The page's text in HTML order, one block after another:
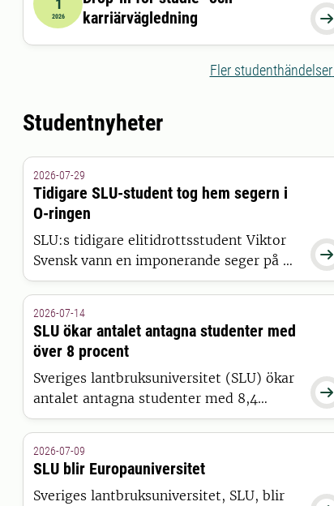
2026-09-01 12:00:00till2026-09-01 13:00:00
1
2026 
karriärvägledning
Fler studenthändelser
Studentnyheter

2026-07-29
Tidigare SLU-student tog hem segern i
O-ringen
SLU:s tidigare elitidrottsstudent Viktor
Svensk vann en imponerande seger på O-
Ringen i Göteborg.

2026-07-14
SLU ökar antalet antagna studenter med
över 8 procent
Sveriges lantbruksuniversitet (SLU) ökar
antalet antagna studenter med 8,4
procent jämfört med 2025. Det visar
högskolerådets (UHR) senaste
pressmeddelande, där SLU sticker ut
positivt tillsammans med 15 andra
2026-07-09
SLU blir Europauniversitet
Sveriges lantbruksuniversitet, SLU, blir